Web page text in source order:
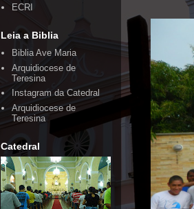
ECRI
Leia a Biblia
Biblia Ave Maria
Arquidiocese de
Teresina
Instagram da Catedral
Arquidiocese de
Teresina
Catedral